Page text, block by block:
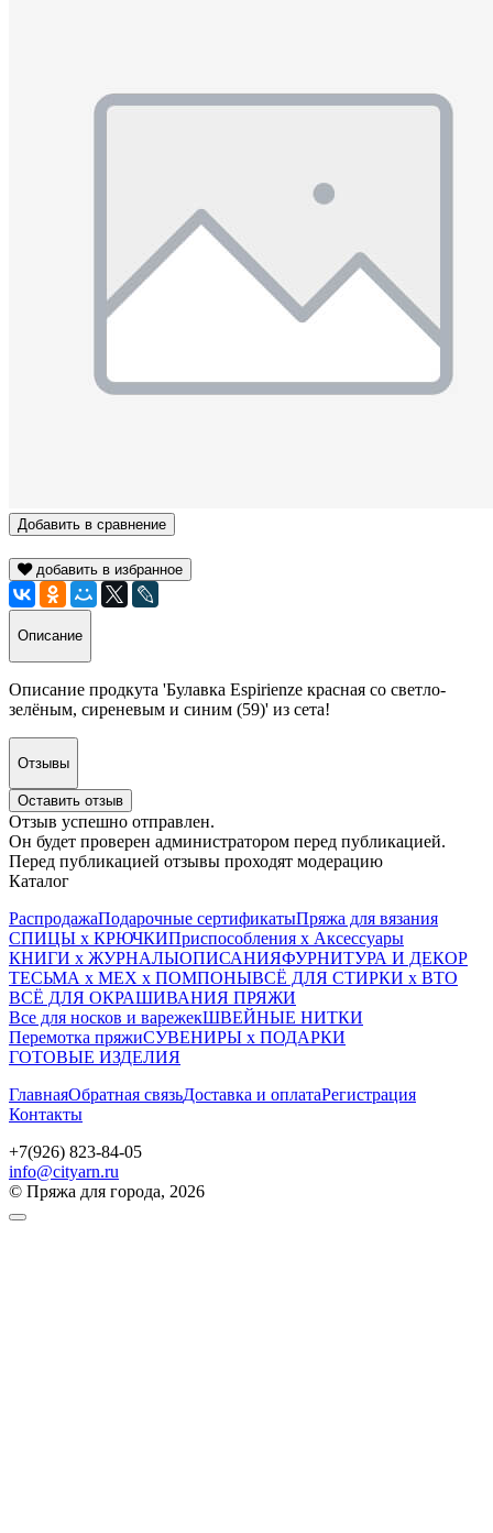
Добавить в сравнение
добавить в избранное
Описание
Описание продкута 'Булавка Espirienze красная со светло-
зелёным, сиреневым и синим (59)' из сета!
Отзывы
Оставить отзыв
Отзыв успешно отправлен.
Он будет проверен администратором перед публикацией.
Перед публикацией отзывы проходят модерацию
Каталог
РаспродажаПодарочные сертификатыПряжа для вязания
СПИЦЫ х КРЮЧКИПриспособления х Аксессуары
КНИГИ х ЖУРНАЛЫОПИСАНИЯФУРНИТУРА И ДЕКОР
ТЕСЬМА х МЕХ х ПОМПОНЫВСЁ ДЛЯ СТИРКИ х ВТО
ВСЁ ДЛЯ ОКРАШИВАНИЯ ПРЯЖИ
Все для носков и варежекШВЕЙНЫЕ НИТКИ
Перемотка пряжиСУВЕНИРЫ х ПОДАРКИ
ГОТОВЫЕ ИЗДЕЛИЯ
ГлавнаяОбратная связьДоставка и оплатаРегистрация
Контакты
+7(926) 823-84-05
info@cityarn.ru
© Пряжа для города, 2026